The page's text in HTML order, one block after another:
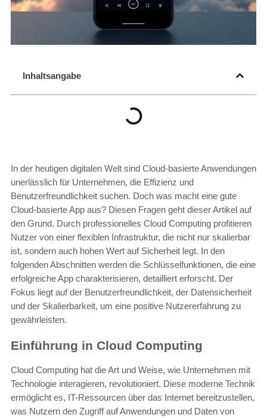
Inhaltsangabe
In der heutigen digitalen Welt sind Cloud-basierte Anwendungen
unerlässlich für Unternehmen, die Effizienz und
Benutzerfreundlichkeit suchen. Doch was macht eine gute
Cloud-basierte App aus? Diesen Fragen geht dieser Artikel auf
den Grund. Durch professionelles Cloud Computing profitieren
Nutzer von einer flexiblen Infrastruktur, die nicht nur skalierbar
ist, sondern auch hohen Wert auf Sicherheit legt. In den
folgenden Abschnitten werden die Schlüsselfunktionen, die eine
erfolgreiche App charakterisieren, detailliert erforscht. Der
Fokus liegt auf der Benutzerfreundlichkeit, der Datensicherheit
und der Skalierbarkeit, um eine positive Nutzererfahrung zu
gewährleisten.
Einführung in Cloud Computing
Cloud Computing hat die Art und Weise, wie Unternehmen mit
Technologie interagieren, revolutioniert. Diese moderne Technik
ermöglicht es, IT-Ressourcen über das Internet bereitzustellen,
was Nutzern den Zugriff auf Anwendungen und Daten von